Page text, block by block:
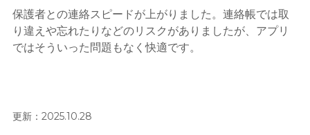
保護者との連絡スピードが上がりました。連絡帳では取
り違えや忘れたりなどのリスクがありましたが、アプリ
ではそういった問題もなく快適です。
更新：2025.10.28